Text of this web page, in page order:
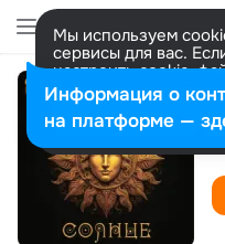
Мы используем
сервисы для вас.
настроить cookie-
представитель.
Разрешить все
Информация о
на платформе —